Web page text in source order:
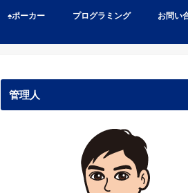
♠️ポーカー プログラミング お問い
管理人